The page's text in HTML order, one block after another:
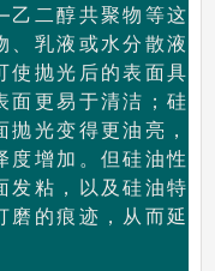
二醇共聚物等这
、乳液或水分散液
使抛光后的表面具
面更易于清洁；硅
光变得更油亮，
度增加。但硅油性
发粘，以及硅油特
磨的痕迹，从而延